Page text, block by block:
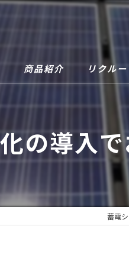
商品紹介 リクルー
の導入
蓄電